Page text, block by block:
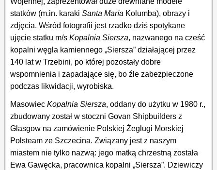
statków (m.in. karaki Santa María Kolumba), obrazy i
zdjęcia. Wśród fotografii jest rzadko dziś spotykane
ujęcie statku m/s Kopalnia Siersza, nazwanego na cześć
kopalni węgla kamiennego „Siersza” działającej przez
140 lat w Trzebini, po której pozostały dobre
wspomnienia i zapadające się, bo źle zabezpieczone
podczas likwidacji, wyrobiska.
Masowiec Kopalnia Siersza, oddany do użytku w 1980 r.,
zbudowany został w stoczni Govan Shipbuilders z
Glasgow na zamówienie Polskiej Żeglugi Morskiej
Polsteam ze Szczecina. Związany jest z naszym
miastem nie tylko nazwą: jego matką chrzestną została
Ewa Gawęcka, pracownica kopalni „Siersza”. Dziewiczy